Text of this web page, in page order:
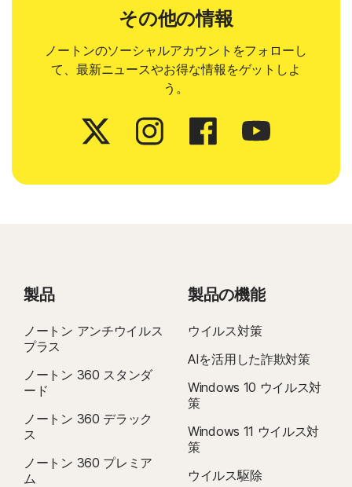
その他の情報
ノートンのソーシャルアカウントをフォローし
て、最新ニュースやお得な情報をゲットしよ
う。
製品
ノートン アンチウイルス
プラス
ノートン 360 スタンダ
ード
ノートン 360 デラック
ス
ノートン 360 プレミア
ム
製品の機能
ウイルス対策
AIを活用した詐欺対策
Windows 10 ウイルス対
策
Windows 11 ウイルス対
策
ウイルス駆除